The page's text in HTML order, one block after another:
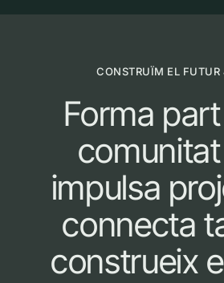
CONSTRUÏM EL FUTUR
Forma
impulsa
connecta
construeix